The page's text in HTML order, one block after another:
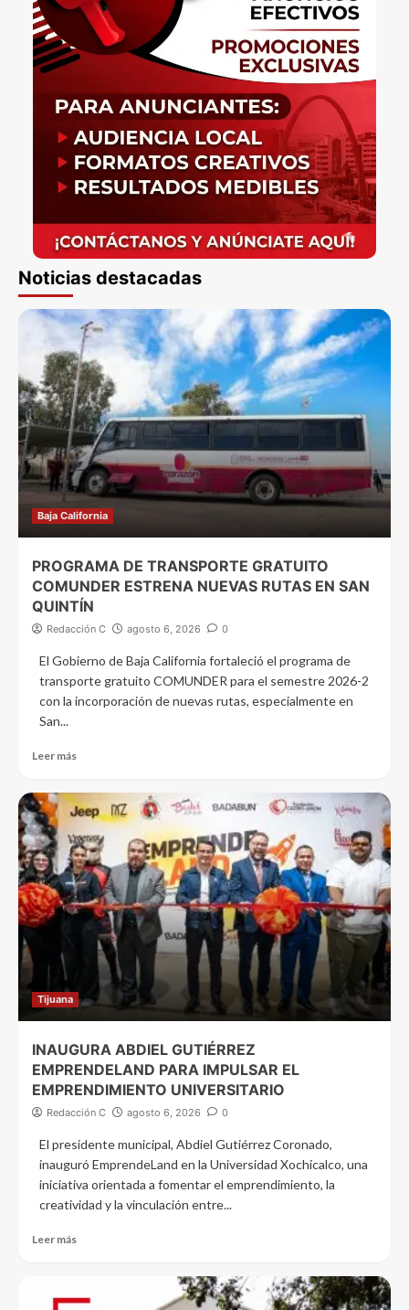
Noticias destacadas
Baja California
PROGRAMA DE TRANSPORTE GRATUITO
COMUNDER ESTRENA NUEVAS RUTAS EN SAN
QUINTÍN
Redacción C agosto 6, 2026 0
El Gobierno de Baja California fortaleció el programa de
transporte gratuito COMUNDER para el semestre 2026-2
con la incorporación de nuevas rutas, especialmente en
San...
Leer más
Tijuana
INAUGURA ABDIEL GUTIÉRREZ
EMPRENDELAND PARA IMPULSAR EL
EMPRENDIMIENTO UNIVERSITARIO
Redacción C agosto 6, 2026 0
El presidente municipal, Abdiel Gutiérrez Coronado,
inauguró EmprendeLand en la Universidad Xochicalco, una
iniciativa orientada a fomentar el emprendimiento, la
creatividad y la vinculación entre...
Leer más